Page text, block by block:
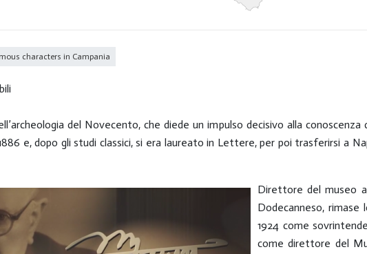
characters in Campania
del Novecento, che diede un impulso decisivo alla
e, dopo gli studi classici, si era laureato in Lettere, per poi trasferirsi a
Direttore del museo
Dodecanneso, rimase
1924 come
come direttore del